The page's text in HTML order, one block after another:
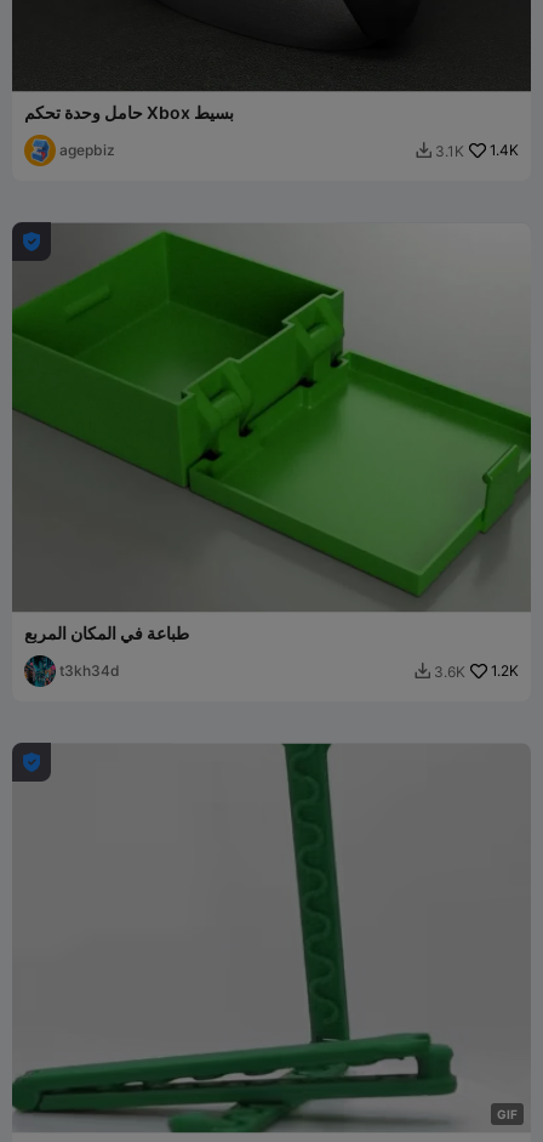
حامل وحدة تحكم Xbox بسيط
agepbiz  3.1K 1.4K

طباعة في المكان المربع
t3kh34d  3.6K 1.2K
GIF
